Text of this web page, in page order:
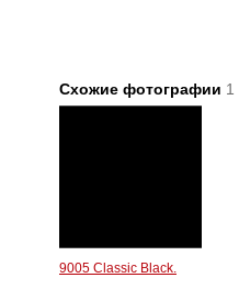
Схожие фотографии 1
9005 Classic Black.